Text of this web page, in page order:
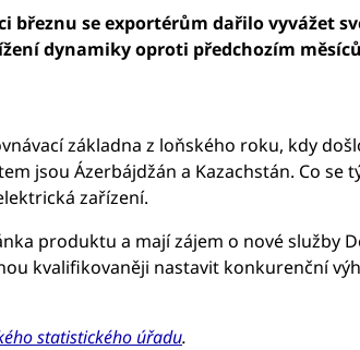
se exportérům dařilo vyvážet
dynamiky oproti předchozím
základna z loňského roku, kdy
jsou Ázerbájdžán a Kazachstán. Co se
zařízení.
produktu a mají zájem o nové služby
kvalifikovaněji nastavit konkurenční
statistického úřadu.